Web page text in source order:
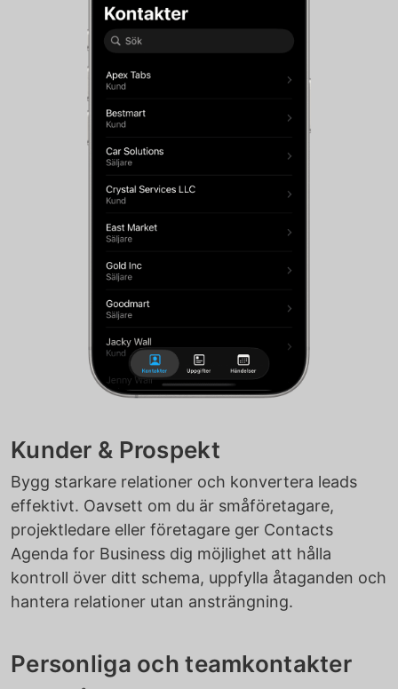
Kunder & Prospekt
Bygg starkare relationer och konvertera leads
effektivt. Oavsett om du är småföretagare,
projektledare eller företagare ger Contacts
Agenda for Business dig möjlighet att hålla
kontroll över ditt schema, uppfylla åtaganden och
hantera relationer utan ansträngning.
Personliga och teamkontakter